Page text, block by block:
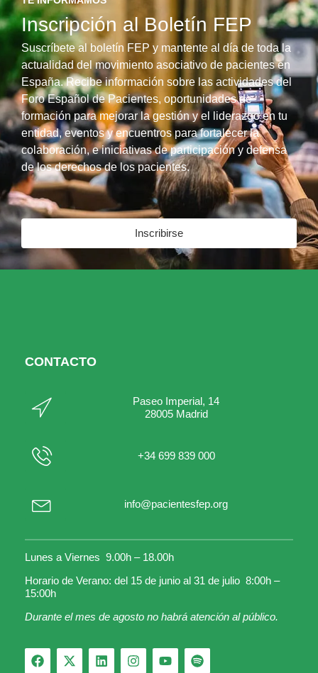
Inscripción al Boletín FEP
Suscríbete al boletín FEP y mantente al día de toda la
actualidad del movimiento asociativo de pacientes en
España. Recibe información sobre las actividades del
Foro Español de Pacientes, oportunidades de
formación para mejorar la gestión y el liderazgo en tu
entidad, eventos y encuentros para fortalecer la
colaboración, e iniciativas de participación y defensa
de los derechos de los pacientes.
Inscribirse
CONTACTO
Paseo Imperial, 14
28005 Madrid
+34 699 839 000
info@pacientesfep.org
Lunes a Viernes 9.00h – 18.00h
Horario de Verano: del 15 de junio al 31 de julio 8:00h –
15:00h
Durante el mes de agosto no habrá atención al público.